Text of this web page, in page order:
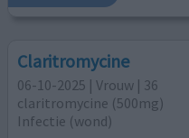
Claritromycine
06-10-2025 | Vrouw | 36
claritromycine (500mg)
Infectie (wond)